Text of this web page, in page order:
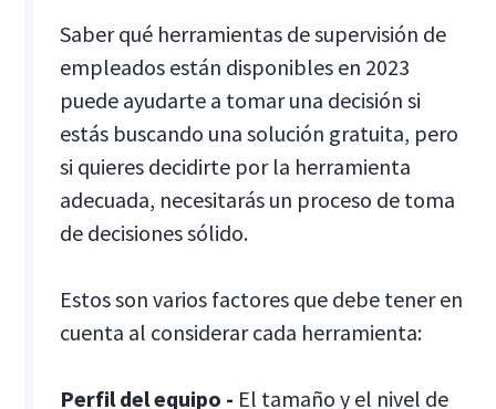
Saber qué herramientas de supervisión de
empleados están disponibles en 2023
puede ayudarte a tomar una decisión si
estás buscando una solución gratuita, pero
si quieres decidirte por la herramienta
adecuada, necesitarás un proceso de toma
de decisiones sólido.
Estos son varios factores que debe tener en
cuenta al considerar cada herramienta:
Perfil del equipo - El tamaño y el nivel de